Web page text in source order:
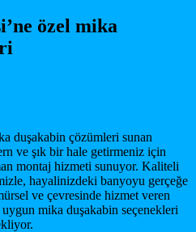
özel mika
duşakabin çözümleri sunan
ve şık bir hale getirmeniz için
montaj hizmeti sunuyor. Kaliteli
hayalinizdeki banyoyu gerçeğe
ve çevresinde hizmet veren
mika duşakabin seçenekleri